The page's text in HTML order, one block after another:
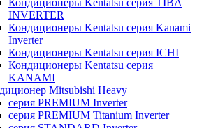
Кондиционеры Kentatsu серия TIBA
INVERTER
Кондиционеры Kentatsu серия Kanami
Inverter
Кондиционеры Kentatsu серия ICHI
Кондиционеры Kentatsu серия
KANAMI
Mitsubishi Heavy
серия PREMIUM Inverter
серия PREMIUM Titanium Inverter